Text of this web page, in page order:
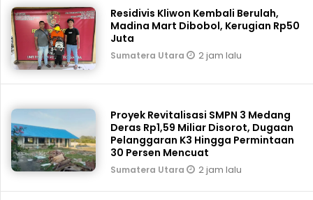
Residivis Kliwon Kembali Berulah,
Madina Mart Dibobol, Kerugian Rp50
Juta
Sumatera Utara 2 jam lalu
Proyek Revitalisasi SMPN 3 Medang
Deras Rp1,59 Miliar Disorot, Dugaan
Pelanggaran K3 Hingga Permintaan
30 Persen Mencuat
Sumatera Utara 2 jam lalu